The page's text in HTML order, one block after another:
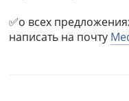
✅о всех
написать на почту